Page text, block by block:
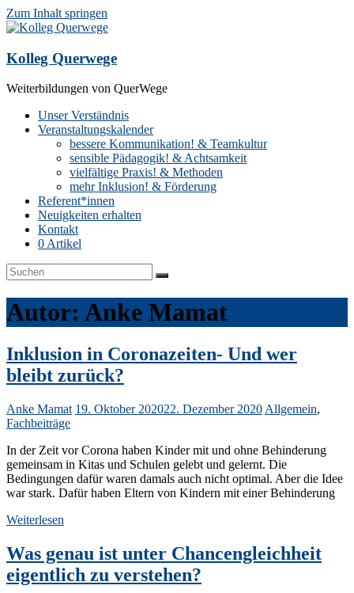
Zum Inhalt springen
Kolleg Querwege
Weiterbildungen von QuerWege
Unser Verständnis
Veranstaltungskalender
bessere Kommunikation! & Teamkultur
sensible Pädagogik! & Achtsamkeit
vielfältige Praxis! & Methoden
mehr Inklusion! & Förderung
Referent*innen
Neuigkeiten erhalten
Kontakt
0 Artikel
Autor: Anke Mamat
Inklusion in Coronazeiten- Und wer
bleibt zurück?
Anke Mamat 19. Oktober 202022. Dezember 2020 Allgemein,
Fachbeiträge
In der Zeit vor Corona haben Kinder mit und ohne Behinderung
gemeinsam in Kitas und Schulen gelebt und gelernt. Die
Bedingungen dafür waren damals auch nicht optimal. Aber die Idee
war stark. Dafür haben Eltern von Kindern mit einer Behinderung
Weiterlesen
Was genau ist unter Chancengleichheit
eigentlich zu verstehen?